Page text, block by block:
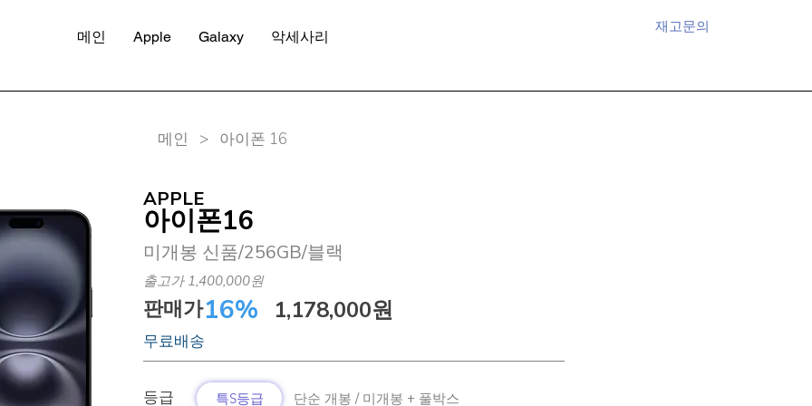
메인 Apple Galaxy 악세사리
재고문의
​메인 > 아이폰 16
아이폰16
APPLE
미개봉 신품/256GB/블랙
출고가 1,400,000원
판매가16% 1,178,000원
무료배송
​등급 특S등급 단순 개봉 / 미개봉 + 풀박스